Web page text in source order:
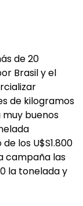
de 20
Brasil y el
de kilogramos
muy buenos
los U$S1.800
campaña las
la tonelada y